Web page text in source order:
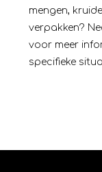
mengen,
verpakken?
voor meer
specifieke